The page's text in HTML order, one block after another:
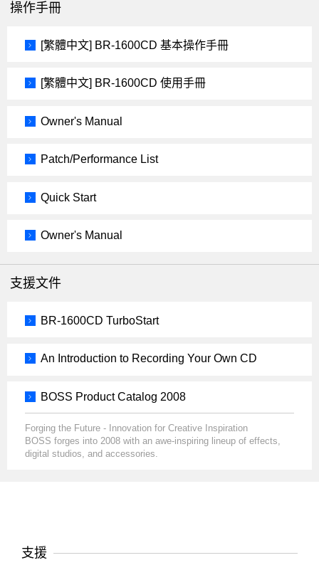
操作手冊
[繁體中文] BR-1600CD 基本操作手冊
[繁體中文] BR-1600CD 使用手冊
Owner's Manual
Patch/Performance List
Quick Start
Owner's Manual
支援文件
BR-1600CD TurboStart
An Introduction to Recording Your Own CD
BOSS Product Catalog 2008
Forging the Future - Innovation for Creative Inspiration
BOSS forges into 2008 with an awe-inspiring lineup of effects,
digital studios, and accessories.
支援